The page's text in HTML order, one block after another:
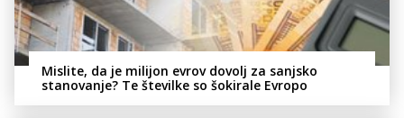
Mislite, da je milijon evrov dovolj za sanjsko
stanovanje? Te številke so šokirale Evropo